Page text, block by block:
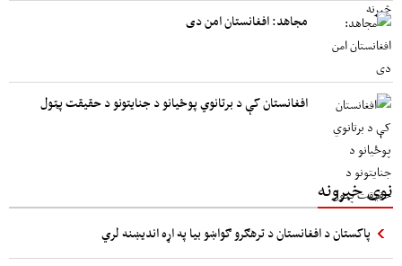
مجاهد: افغانستان امن دی
افغانستان کې د برتانوي پوځیانو د جنایتونو د حقیقت پټول
نوی خبرونه
پاکستان د افغانستان د ترهګرو ګواښو بیا په اړه اندیښنه لري